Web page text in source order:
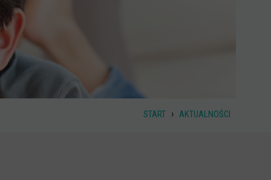
START › AKTUALNOŚCI